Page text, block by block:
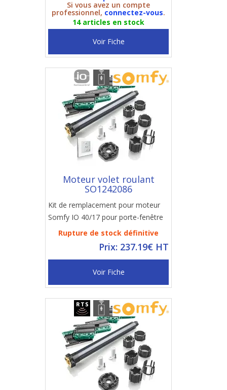
Si vous avez un compte
professionnel, connectez-vous.
14 articles en stock
Voir Fiche
Moteur volet roulant
SO1242086
Kit de remplacement pour moteur
Somfy IO 40/17 pour porte-fenêtre
Rupture de stock définitive
Prix: 237.19€ HT
Voir Fiche